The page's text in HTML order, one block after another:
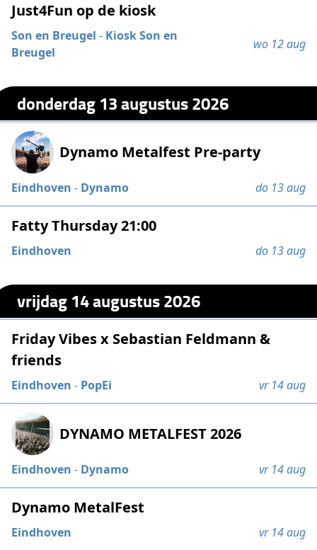
Just4Fun op de kiosk
Son en Breugel - Kiosk Son en
Breugel
wo 12 aug
donderdag 13 augustus 2026
Dynamo Metalfest Pre-party
Eindhoven - Dynamo do 13 aug
Fatty Thursday 21:00
Eindhoven do 13 aug
vrijdag 14 augustus 2026
Friday Vibes x Sebastian Feldmann &
friends
Eindhoven - PopEi vr 14 aug
DYNAMO METALFEST 2026
Eindhoven - Dynamo vr 14 aug
Dynamo MetalFest
Eindhoven vr 14 aug